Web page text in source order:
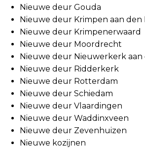
Nieuwe deur Gouda
Nieuwe deur Krimpen aan den
Nieuwe deur Krimpenerwaard
Nieuwe deur Moordrecht
Nieuwe deur Nieuwerkerk aan
Nieuwe deur Ridderkerk
Nieuwe deur Rotterdam
Nieuwe deur Schiedam
Nieuwe deur Vlaardingen
Nieuwe deur Waddinxveen
Nieuwe deur Zevenhuizen
Nieuwe kozijnen